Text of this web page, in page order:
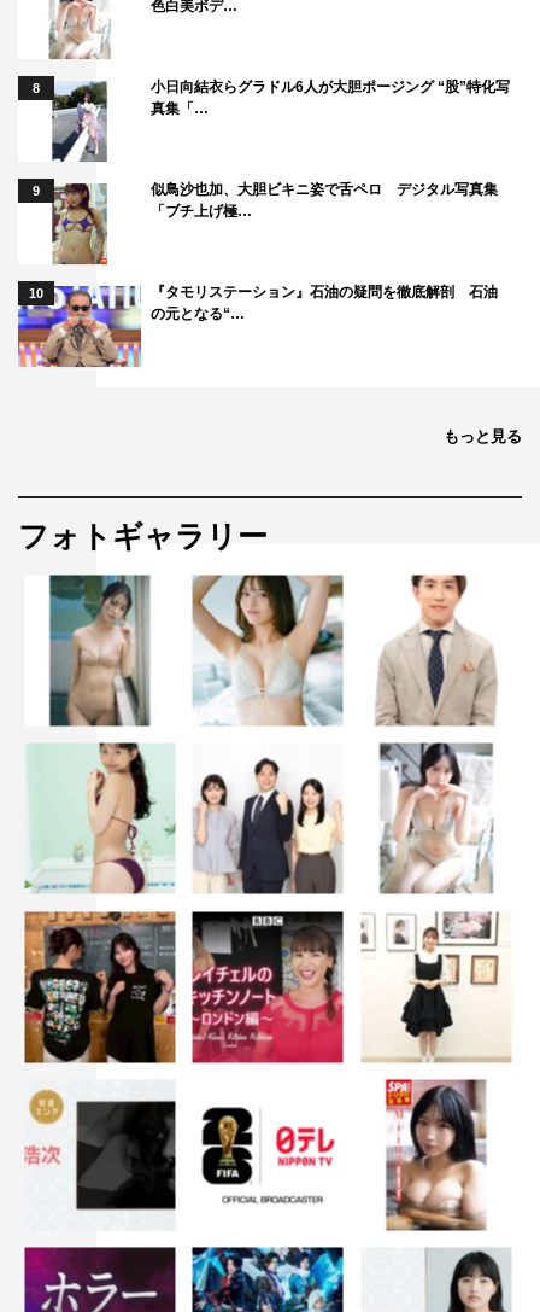
サムネイル撮影の時、ファインダーを覗いてまず感じたの
は、意思のある強い表情でした。被写体としては素人なの
で、ぎこちなさがあるのは当然にもかかわらず、静かなる
自信を感じ、それがとても印象的でした。
これからの成長と活躍がとても楽しみです。
木下健太郎 コメント
おめでとうございます。幼い頃からの夢を見事実現されま
したね。
その秘めた意志の強さとどこまでも透明な声を最大の武器
にして、THE FIRST TAKEのステージから大きく外の世界
を引く存在でした。
透き通って優しく語りかけるような歌声が大きな魅力の一
つですが、その中での安定した音量と一音もブレのない音
程のコントロール力にも圧倒されます。
“僕だけを”“ワンルーム”共に、耳にすぐなじむメロディー
とギターの軽やかな伴奏が心地良くて、一緒に口ずさめる
ほどになっていました。
今後もいろいろな楽曲、演奏を楽しみにしています。グラ
ンプリ本当におめでとうございます。
麗奈「僕だけを」THE FIRST TAKE
色白美ボデ…
8
小日向結衣らグラドル6人が大胆ポージング “股”特化写
真集「…
9
似鳥沙也加、大胆ビキニ姿で舌ペロ デジタル写真集
「ブチ上げ極…
10
『タモリステーション』石油の疑問を徹底解剖 石油
の元となる“…
もっと見る
フォトギャラリー